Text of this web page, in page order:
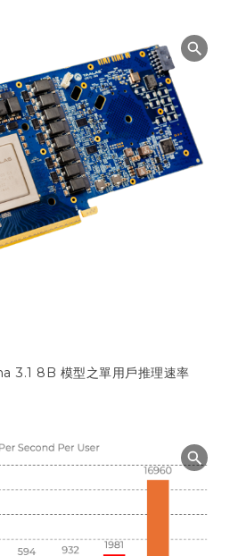
3.1 8B 模型之單用戶推理速率